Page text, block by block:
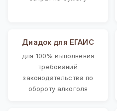
Диадок для ЕГАИС
для 100% выполнения
требований
законодательства по
обороту алкоголя